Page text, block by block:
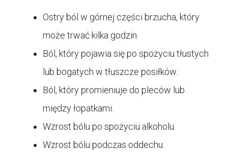
Ostry ból w górnej części brzucha, który
może trwać kilka godzin.
Ból, który pojawia się po spożyciu tłustych
lub bogatych w tłuszcze posiłków.
Ból, który promieniuje do pleców lub
między łopatkami.
Wzrost bólu po spożyciu alkoholu.
Wzrost bólu podczas oddechu.